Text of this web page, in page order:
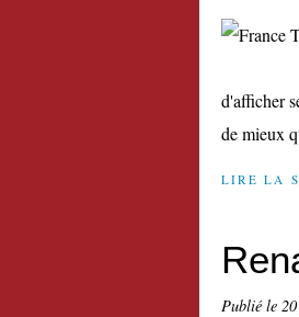
d'afficher
de mieux
LIRE LA
Publié le